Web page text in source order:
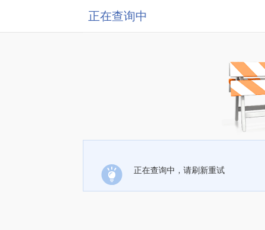
正在查询中
正在查询中，请刷新重试